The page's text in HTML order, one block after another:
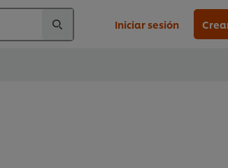
Iniciar sesión